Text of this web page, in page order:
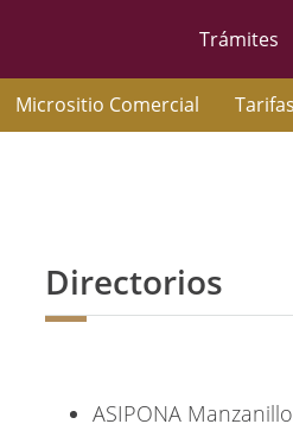
Trámites
Micrositio Comercial Tarifas
Directorios
ASIPONA Manzanillo